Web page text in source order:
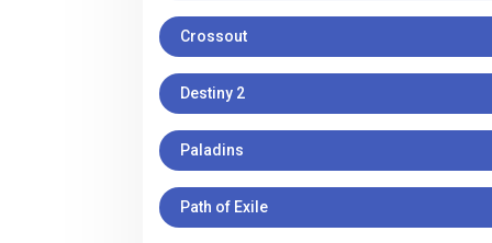
Crossout
Destiny 2
Paladins
Path of Exile